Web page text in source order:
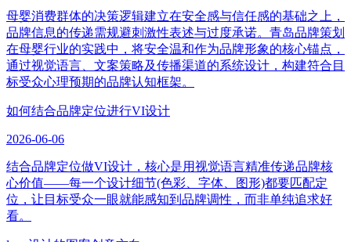
母婴消费群体的决策逻辑建立在安全感与信任感的基础之上，
品牌信息的传递需规避刺激性表述与过度承诺。青岛品牌策划
在母婴行业的实践中，将安全温和作为品牌形象的核心锚点，
通过视觉语言、文案策略及传播渠道的系统设计，构建符合目
标受众心理预期的品牌认知框架。
如何结合品牌定位进行VI设计
2026-06-06
结合品牌定位做VI设计，核心是用视觉语言精准传递品牌核
心价值——每一个设计细节(色彩、字体、图形)都要匹配定
位，让目标受众一眼就能感知到品牌调性，而非单纯追求好
看。